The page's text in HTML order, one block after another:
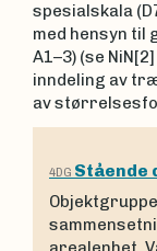
spesialskala
med hensyn til
A1–3) (se
inndeling av
av
4DG Stående